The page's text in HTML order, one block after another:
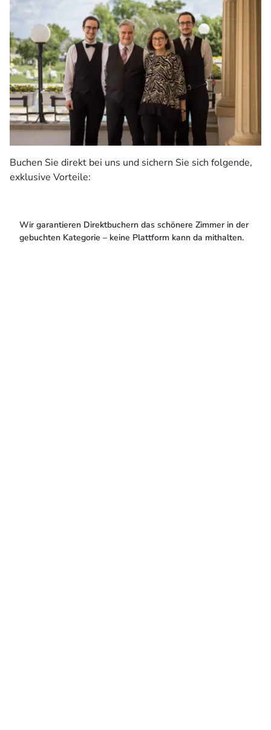
Buchen Sie direkt bei uns und sichern Sie sich folgende,
exklusive Vorteile:
Wir garantieren Direktbuchern das schönere Zimmer in der
gebuchten Kategorie – keine Plattform kann da mithalten.